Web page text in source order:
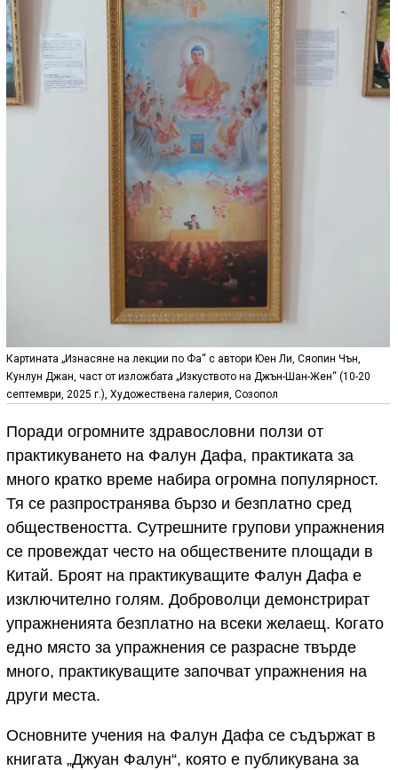
Картината „Изнасяне на лекции по Фа“ с автори Юен Ли, Сяопин Чън,
Кунлун Джан, част от изложбата „Изкуството на Джън-Шан-Жен“ (10-20
септември, 2025 г.), Художествена галерия, Созопол
Поради огромните здравословни ползи от
практикуването на Фалун Дафа, практиката за
много кратко време набира огромна популярност.
Тя се разпространява бързо и безплатно сред
обществеността. Сутрешните групови упражнения
се провеждат често на обществените площади в
Китай. Броят на практикуващите Фалун Дафа е
изключително голям. Доброволци демонстрират
упражненията безплатно на всеки желаещ. Когато
едно място за упражнения се разрасне твърде
много, практикуващите започват упражнения на
други места.
Основните учения на Фалун Дафа се съдържат в
книгата „Джуан Фалун“, която е публикувана за